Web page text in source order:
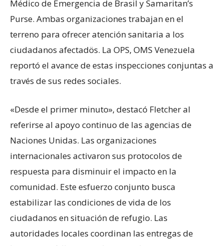
Médico de Emergencia de Brasil y Samaritan’s
Purse. Ambas organizaciones trabajan en el
terreno para ofrecer atención sanitaria a los
ciudadanos afectadös. La OPS, OMS Venezuela
reportó el avance de estas inspecciones conjuntas a
través de sus redes sociales.
«Desde el primer minuto», destacó Fletcher al
referirse al apoyo continuo de las agencias de
Naciones Unidas. Las organizaciones
internacionales activaron sus protocolos de
respuesta para disminuir el impacto en la
comunidad. Este esfuerzo conjunto busca
estabilizar las condiciones de vida de los
ciudadanos en situación de refugio. Las
autoridades locales coordinan las entregas de